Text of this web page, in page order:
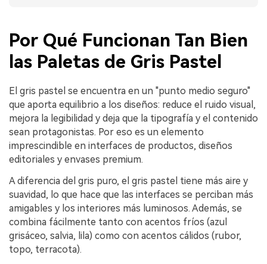
Por Qué Funcionan Tan Bien
las Paletas de Gris Pastel
El gris pastel se encuentra en un "punto medio seguro"
que aporta equilibrio a los diseños: reduce el ruido visual,
mejora la legibilidad y deja que la tipografía y el contenido
sean protagonistas. Por eso es un elemento
imprescindible en interfaces de productos, diseños
editoriales y envases premium.
A diferencia del gris puro, el gris pastel tiene más aire y
suavidad, lo que hace que las interfaces se perciban más
amigables y los interiores más luminosos. Además, se
combina fácilmente tanto con acentos fríos (azul
grisáceo, salvia, lila) como con acentos cálidos (rubor,
topo, terracota).